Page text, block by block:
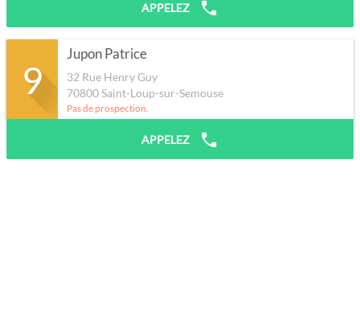
APPELEZ
9
Jupon Patrice
32 Rue Henry Guy
70800Saint-Loup-sur-Semouse
Pas de prospection.
APPELEZ